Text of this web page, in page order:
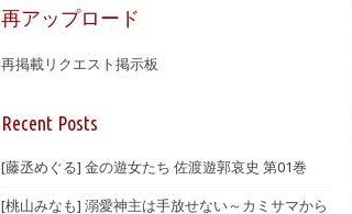
再アップロード
再掲載リクエスト掲示板
Recent Posts
[藤丞めぐる] 金の遊女たち 佐渡遊郭哀史 第01巻
[桃山みなも] 溺愛神主は手放せない～カミサマから